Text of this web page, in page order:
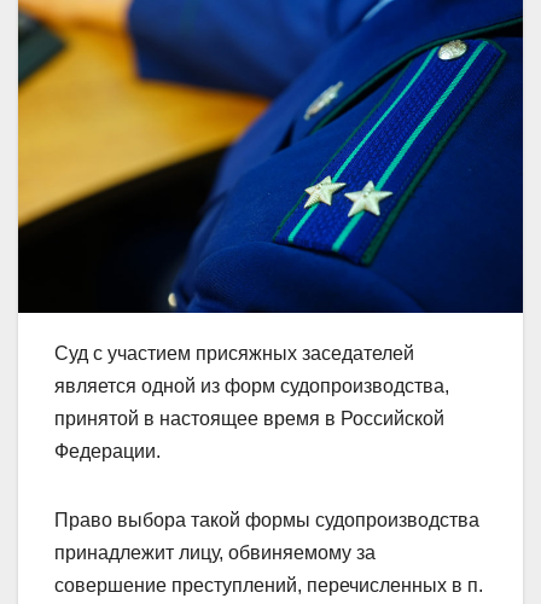
Суд с участием присяжных заседателей
является одной из форм судопроизводства,
принятой в настоящее время в Российской
Федерации.
Право выбора такой формы судопроизводства
принадлежит лицу, обвиняемому за
совершение преступлений, перечисленных в п.